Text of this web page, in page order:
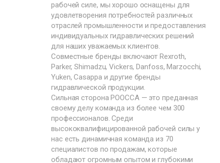
рабочей силе, мы хорошо оснащены для
удовлетворения потребностей различных
отраслей промышленности и предоставления
индивидуальных гидравлических решений
для наших уважаемых клиентов.
Совместные бренды включают Rexroth,
Parker, Shimadzu, Vickers, Danfoss, Marzocchi,
Yuken, Casappa и другие бренды
гидравлической продукции.
Сильная сторона POOCCA — это преданная
своему делу команда из более чем 300
профессионалов. Среди
высококвалифицированной рабочей силы у
нас есть динамичная команда из 70
специалистов по продажам, которые
обладают огромным опытом и глубокими